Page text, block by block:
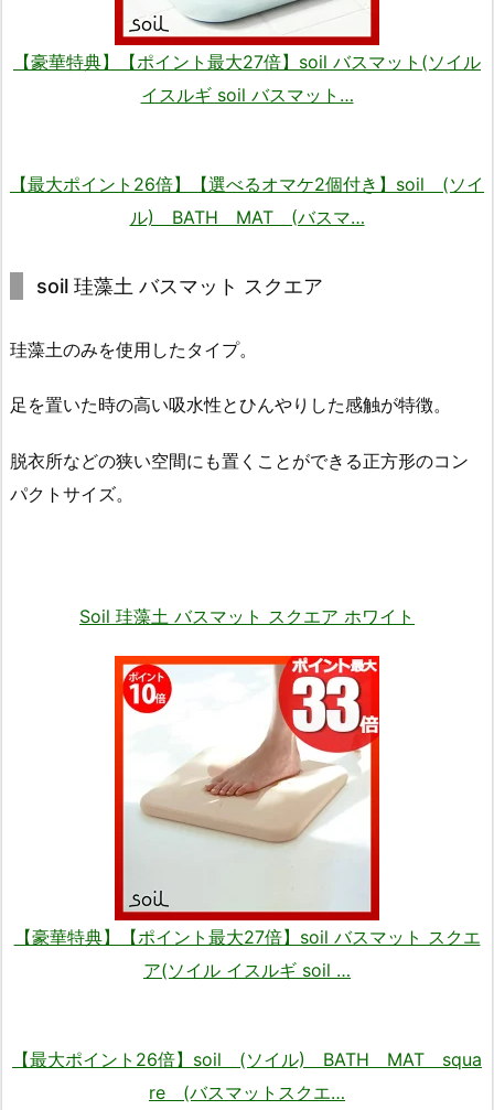
【豪華特典】【ポイント最大27倍】soil バスマット(ソイル
イスルギ soil バスマット…
【最大ポイント26倍】【選べるオマケ2個付き】soil (ソイ
ル) BATH MAT (バスマ…
soil 珪藻土 バスマット スクエア
珪藻土のみを使用したタイプ。
足を置いた時の高い吸水性とひんやりした感触が特徴。
脱衣所などの狭い空間にも置くことができる正方形のコン
パクトサイズ。
Soil 珪藻土 バスマット スクエア ホワイト
【豪華特典】【ポイント最大27倍】soil バスマット スクエ
ア(ソイル イスルギ soil …
【最大ポイント26倍】soil (ソイル) BATH MAT squa
re (バスマットスクエ…